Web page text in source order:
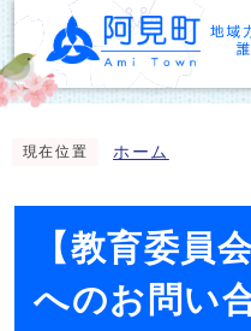
現在位置 ホーム
【教育委員
へのお問い